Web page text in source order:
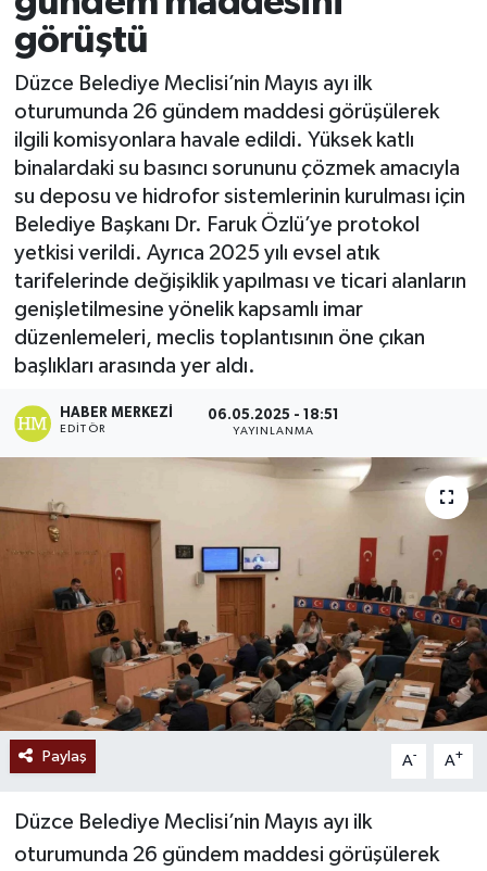
görüştü
Düzce Belediye Meclisi’nin Mayıs ayı ilk
oturumunda 26 gündem maddesi görüşülerek
ilgili komisyonlara havale edildi. Yüksek katlı
binalardaki su basıncı sorununu çözmek amacıyla
su deposu ve hidrofor sistemlerinin kurulması için
Belediye Başkanı Dr. Faruk Özlü’ye protokol
yetkisi verildi. Ayrıca 2025 yılı evsel atık
tarifelerinde değişiklik yapılması ve ticari alanların
genişletilmesine yönelik kapsamlı imar
düzenlemeleri, meclis toplantısının öne çıkan
başlıkları arasında yer aldı.
HABER MERKEZI
EDITÖR
06.05.2025 - 18:51
YAYINLANMA
Paylaş A- A+
Düzce Belediye Meclisi’nin Mayıs ayı ilk
oturumunda 26 gündem maddesi görüşülerek
Ekonomi
Sağlık
Tokat Haber